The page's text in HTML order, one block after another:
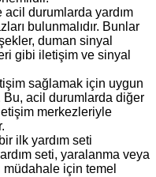
durumlarda yardım
bulunmalıdır. Bunlar
duman sinyal
gibi iletişim ve sinyal
sağlamak için uygun
Bu, acil durumlarda diğer
merkezleriyle
ilk yardım seti
seti, yaralanma veya
müdahale için temel